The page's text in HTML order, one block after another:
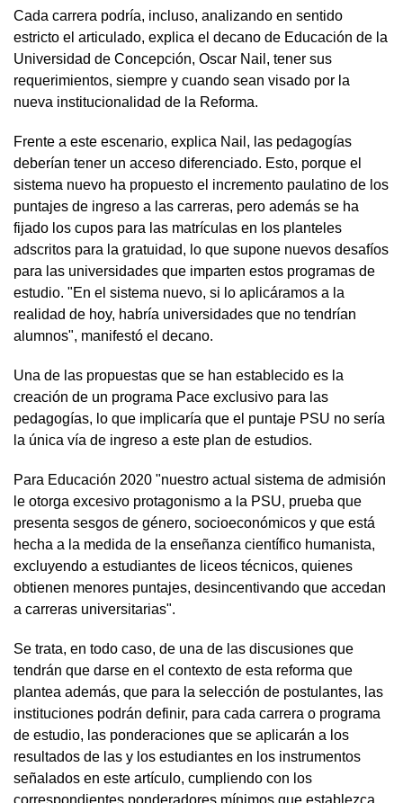
Cada carrera podría, incluso, analizando en sentido
estricto el articulado, explica el decano de Educación de la
Universidad de Concepción, Oscar Nail, tener sus
requerimientos, siempre y cuando sean visado por la
nueva institucionalidad de la Reforma.
Frente a este escenario, explica Nail, las pedagogías
deberían tener un acceso diferenciado. Esto, porque el
sistema nuevo ha propuesto el incremento paulatino de los
puntajes de ingreso a las carreras, pero además se ha
fijado los cupos para las matrículas en los planteles
adscritos para la gratuidad, lo que supone nuevos desafíos
para las universidades que imparten estos programas de
estudio. "En el sistema nuevo, si lo aplicáramos a la
realidad de hoy, habría universidades que no tendrían
alumnos", manifestó el decano.
Una de las propuestas que se han establecido es la
creación de un programa Pace exclusivo para las
pedagogías, lo que implicaría que el puntaje PSU no sería
la única vía de ingreso a este plan de estudios.
Para Educación 2020 "nuestro actual sistema de admisión
le otorga excesivo protagonismo a la PSU, prueba que
presenta sesgos de género, socioeconómicos y que está
hecha a la medida de la enseñanza científico humanista,
excluyendo a estudiantes de liceos técnicos, quienes
obtienen menores puntajes, desincentivando que accedan
a carreras universitarias".
Se trata, en todo caso, de una de las discusiones que
tendrán que darse en el contexto de esta reforma que
plantea además, que para la selección de postulantes, las
instituciones podrán definir, para cada carrera o programa
de estudio, las ponderaciones que se aplicarán a los
resultados de las y los estudiantes en los instrumentos
señalados en este artículo, cumpliendo con los
correspondientes ponderadores mínimos que establezca